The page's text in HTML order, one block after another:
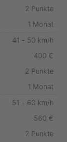
2 Punkte
1 Monat
41 - 50 km/h
400 €
2 Punkte
1 Monat
51 - 60 km/h
560 €
2 Punkte